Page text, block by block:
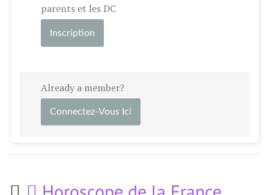
parents et les DC
Inscription
Already a member?
Connectez-Vous Ici